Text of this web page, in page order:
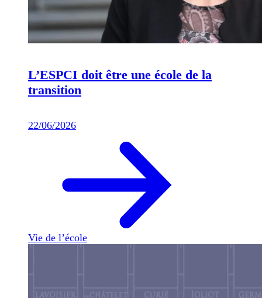
L’ESPCI doit être une école de la
transition
22/06/2026
Vie de l’école